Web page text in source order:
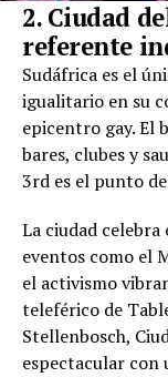
2. Ciudad
referente
Sudáfrica es el
igualitario en su
epicentro gay. El
bares, clubes y
3rd es el punto
La ciudad
eventos como el
el activismo
teleférico de
Stellenbosch,
espectacular con